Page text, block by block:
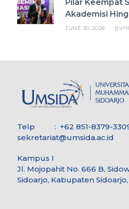
Pilar Keempat
Akademisi
JUNE 30, 2026 BY
Telp : +62 851-8379-
sekretariat@umsida.ac.id
Kampus I
Jl. Mojopahit No. 666 B,
Sidoarjo, Kabupaten